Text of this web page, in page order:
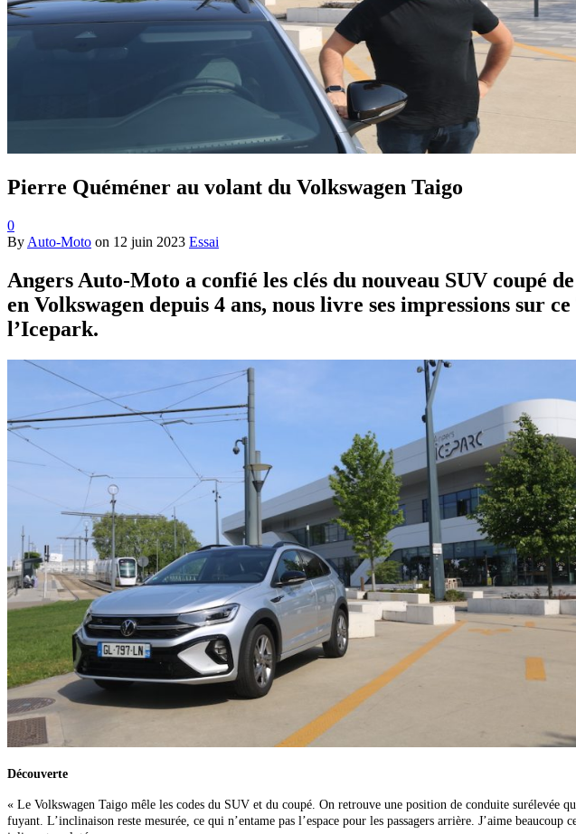
Pierre Quéméner au volant du Volkswagen Taigo
0
By Auto-Moto on 12 juin 2023 Essai
Angers Auto-Moto a confié les clés du nouveau SUV coupé
en Volkswagen depuis 4 ans, nous livre ses impressions sur
l’Icepark.
Découverte
« Le Volkswagen Taigo mêle les codes du SUV et du coupé. On retrouve une position de conduite surélevée
fuyant. L’inclinaison reste mesurée, ce qui n’entame pas l’espace pour les passagers arrière. J’aime